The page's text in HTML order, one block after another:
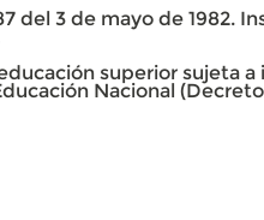
del 3 de mayo de 1982.
superior sujeta a
Nacional (Decreto